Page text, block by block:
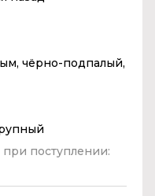
чёрно-подпалый,
поступлении: